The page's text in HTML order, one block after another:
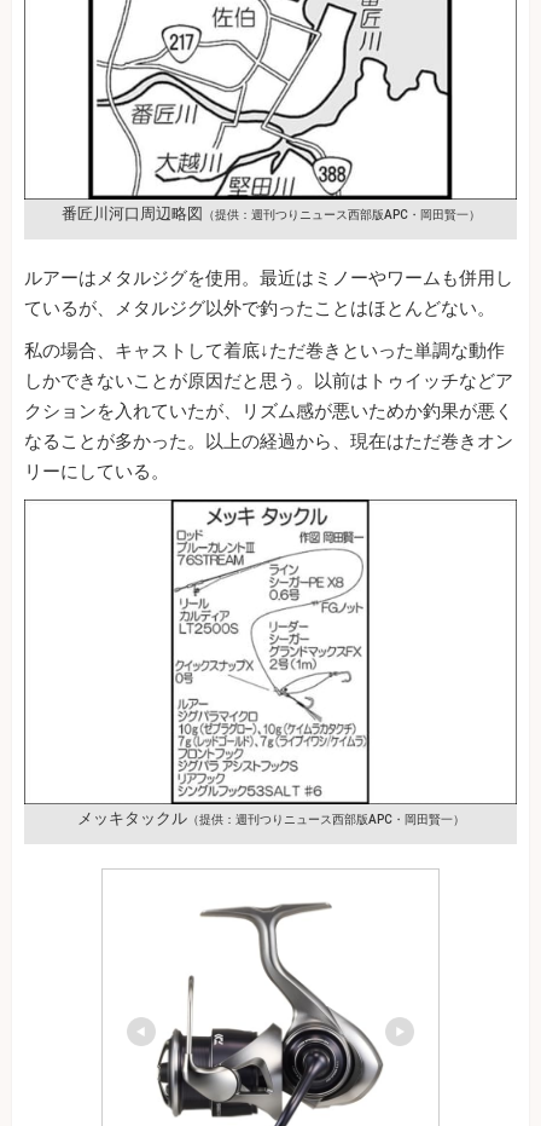
番匠川河口周辺略図 （提供：週刊つりニュース西部版APC・岡田賢一）
ルアーはメタルジグを使用。最近はミノーやワームも併用し
ているが、メタルジグ以外で釣ったことはほとんどない。
私の場合、キャストして着底↓ただ巻きといった単調な動作
しかできないことが原因だと思う。以前はトゥイッチなどア
クションを入れていたが、リズム感が悪いためか釣果が悪く
なることが多かった。以上の経過から、現在はただ巻きオン
リーにしている。
メッキタックル（提供：週刊つりニュース西部版APC・岡田賢一）